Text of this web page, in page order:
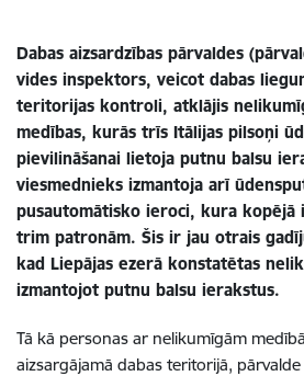
Dabas aizsardzības pārvaldes
vides inspektors, veicot dabas
teritorijas kontroli, atklājis
medības, kurās trīs Itālijas pilsoņi
pievilināšanai lietoja putnu balsu
viesmednieks izmantoja arī
pusautomātisko ieroci, kura
trim patronām. Šis ir jau otrais
kad Liepājas ezerā konstatētas
izmantojot putnu balsu ierakstus.
Tā kā personas ar nelikumīgām
aizsargājamā dabas teritorijā,